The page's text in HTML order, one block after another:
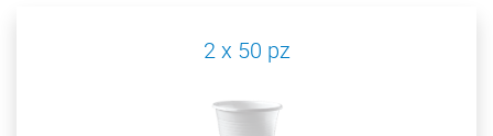
2 x 50 pz